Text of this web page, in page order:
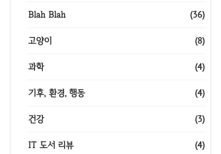
Blah Blah (36)
고양이 (8)
과학 (4)
기후, 환경, 행동 (4)
건강 (3)
IT 도서 리뷰 (4)